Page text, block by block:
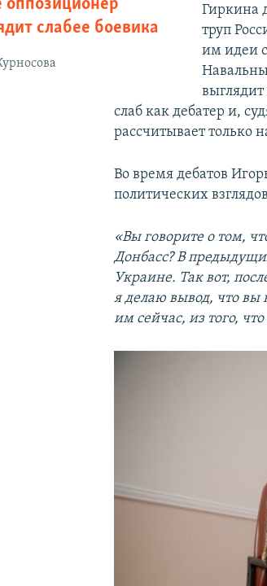
оппозиционер
слабее боевика
Гиркина
труп
им идеи
слаб как дебатер и,
рассчитывает только
Во время дебатов
политических
«Вы говорите о том,
Донбасс? В
Украине. Так вот,
я делаю вывод, что вы
им сейчас, из того,